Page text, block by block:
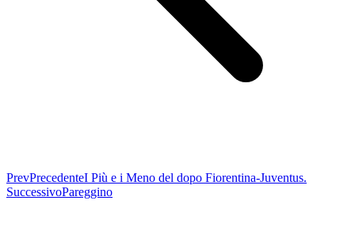
PrevPrecedenteI Più e i Meno del dopo Fiorentina-Juventus.
SuccessivoPareggino